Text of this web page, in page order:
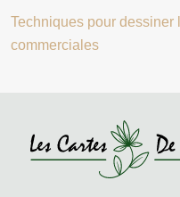
Techniques pour
commerciales